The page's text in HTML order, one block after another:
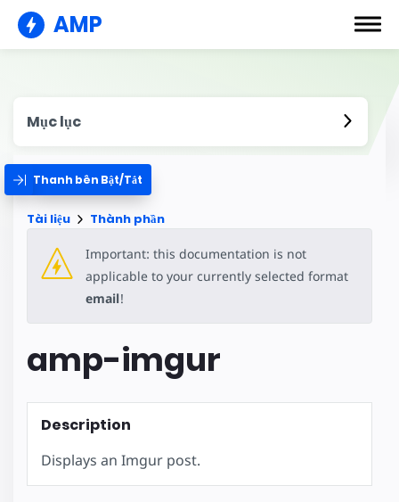
AMP
Mục lục
Thanh bên Bật/Tắt
Tài liệu Thành phần
Important: this documentation is not
applicable to your currently selected format
email!
amp-imgur
Description
Displays an Imgur post.